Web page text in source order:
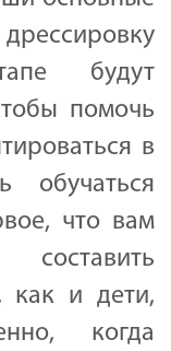
будут
помочь
в
обучаться
что вам
как и дети,
когда